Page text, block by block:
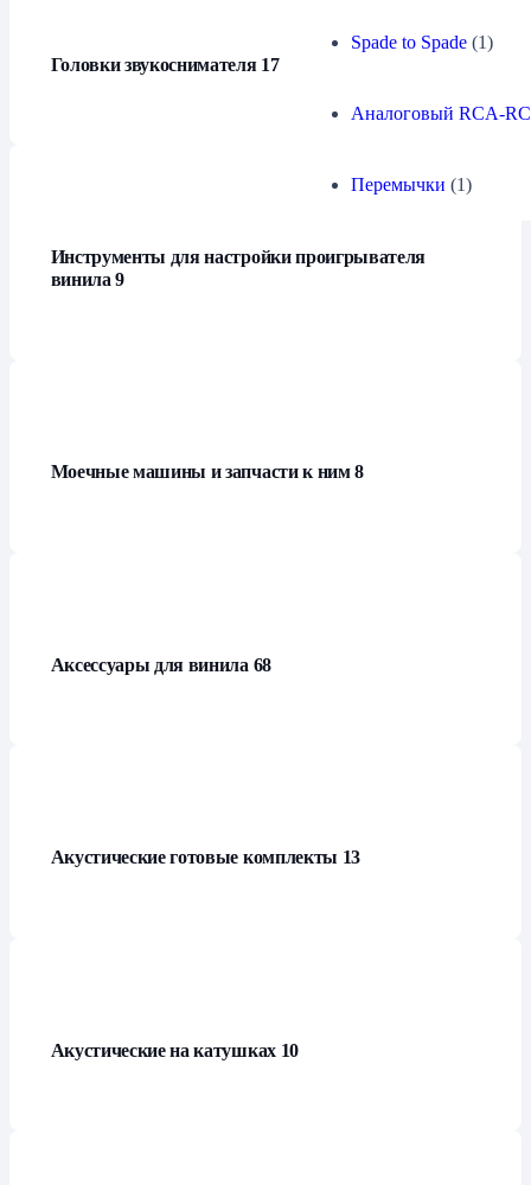
Spade to Spade (1)
Аналоговый RCA-
Перемычки (1)
Головки звукоснимателя 17
Инструменты для настройки проигрывателя
винила9
Моечные машины и запчасти к ним8
Аксессуары для винила 68
Акустические готовые комплекты 13
Акустические на катушках 10